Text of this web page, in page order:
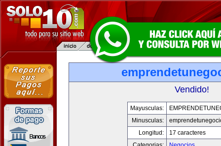
Vendido!
Mayusculas:
Minusculas:
Longitud:
17 caracteres